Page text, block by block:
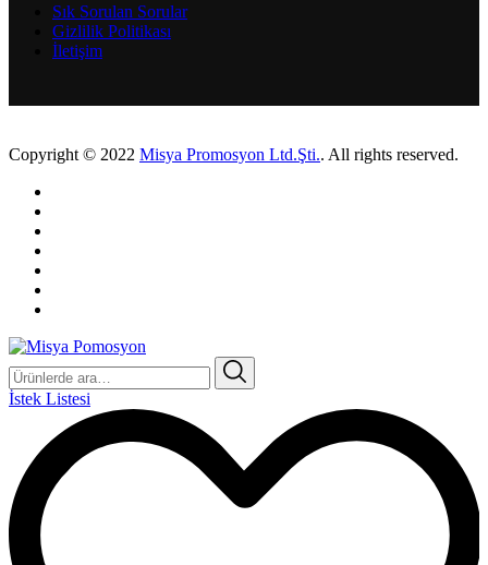
Sık Sorulan Sorular
Gizlilik Politikası
İletişim
Copyright © 2022 Misya Promosyon Ltd.Şti.. All rights reserved.
Ara:
İstek Listesi